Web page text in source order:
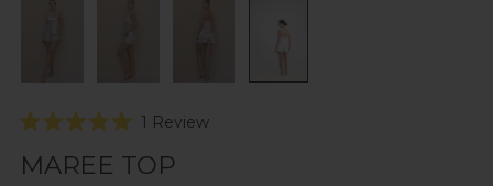
5.0
out
1 ReviewClick
MAREE TOP